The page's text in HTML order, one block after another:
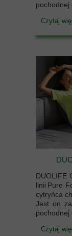
pochodnej
Czytaj
DUOLIFE
linii Pure
cytryńca
Jest on
pochodnej
Czytaj